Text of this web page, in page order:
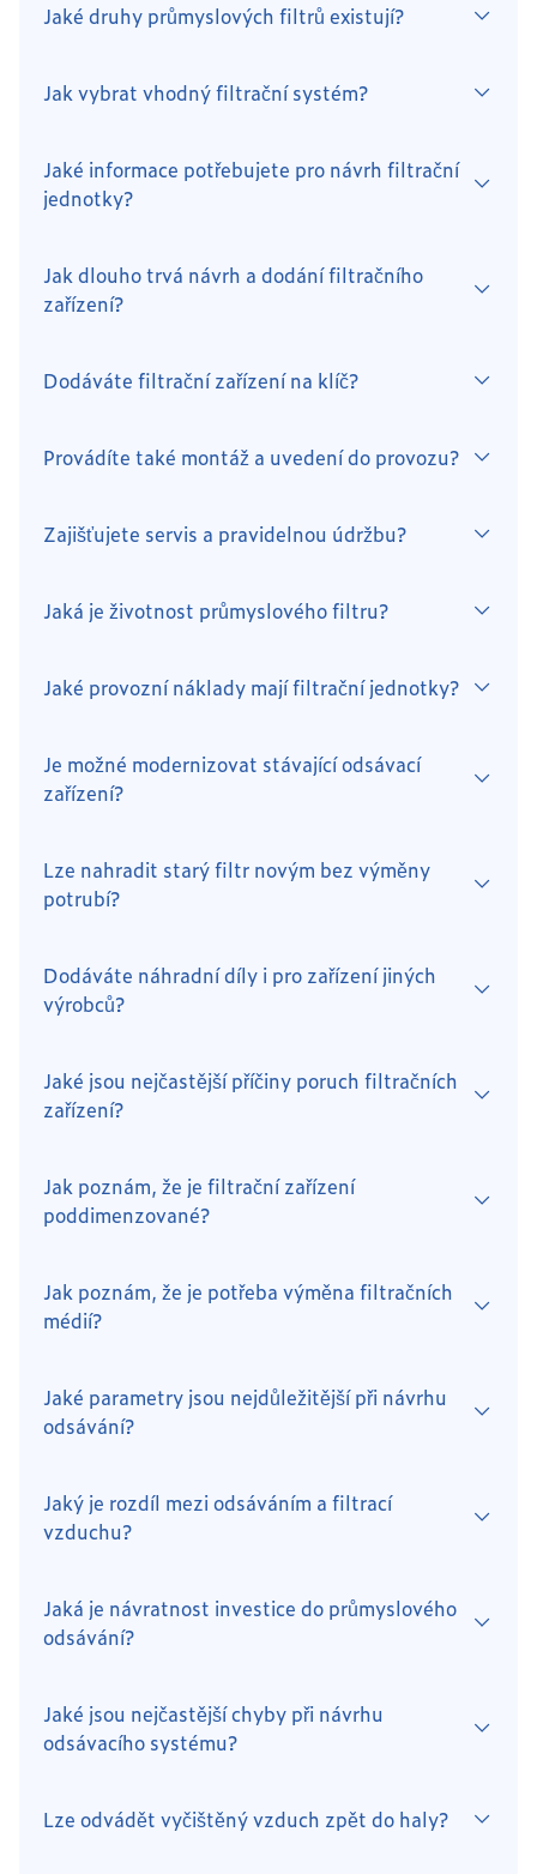
Jaké druhy průmyslových filtrů existují?
Jak vybrat vhodný filtrační systém?
Jaké informace potřebujete pro návrh filtrační
jednotky?
Jak dlouho trvá návrh a dodání filtračního
zařízení?
Dodáváte filtrační zařízení na klíč?
Provádíte také montáž a uvedení do provozu?
Zajišťujete servis a pravidelnou údržbu?
Jaká je životnost průmyslového filtru?
Jaké provozní náklady mají filtrační jednotky?
Je možné modernizovat stávající odsávací
zařízení?
Lze nahradit starý filtr novým bez výměny
potrubí?
Dodáváte náhradní díly i pro zařízení jiných
výrobců?
Jaké jsou nejčastější příčiny poruch filtračních
zařízení?
Jak poznám, že je filtrační zařízení
poddimenzované?
Jak poznám, že je potřeba výměna filtračních
médií?
Jaké parametry jsou nejdůležitější při návrhu
odsávání?
Jaký je rozdíl mezi odsáváním a filtrací
vzduchu?
Jaká je návratnost investice do průmyslového
odsávání?
Jaké jsou nejčastější chyby při návrhu
odsávacího systému?
Lze odvádět vyčištěný vzduch zpět do haly?